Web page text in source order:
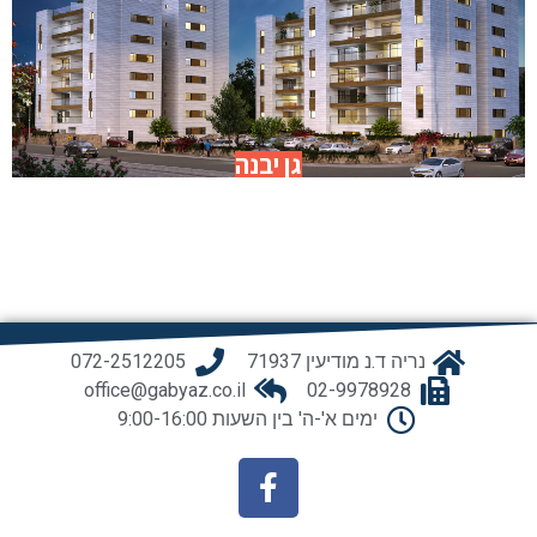
גן יבנה
גן יבנה
גן יבנה
גן יבנה
גן יבנה
גן יבנה
נריה ד.נ מודיעין 71937
072-2512205
02-9978928
office@gabyaz.co.il
ימים א'-ה' בין השעות 9:00-16:00